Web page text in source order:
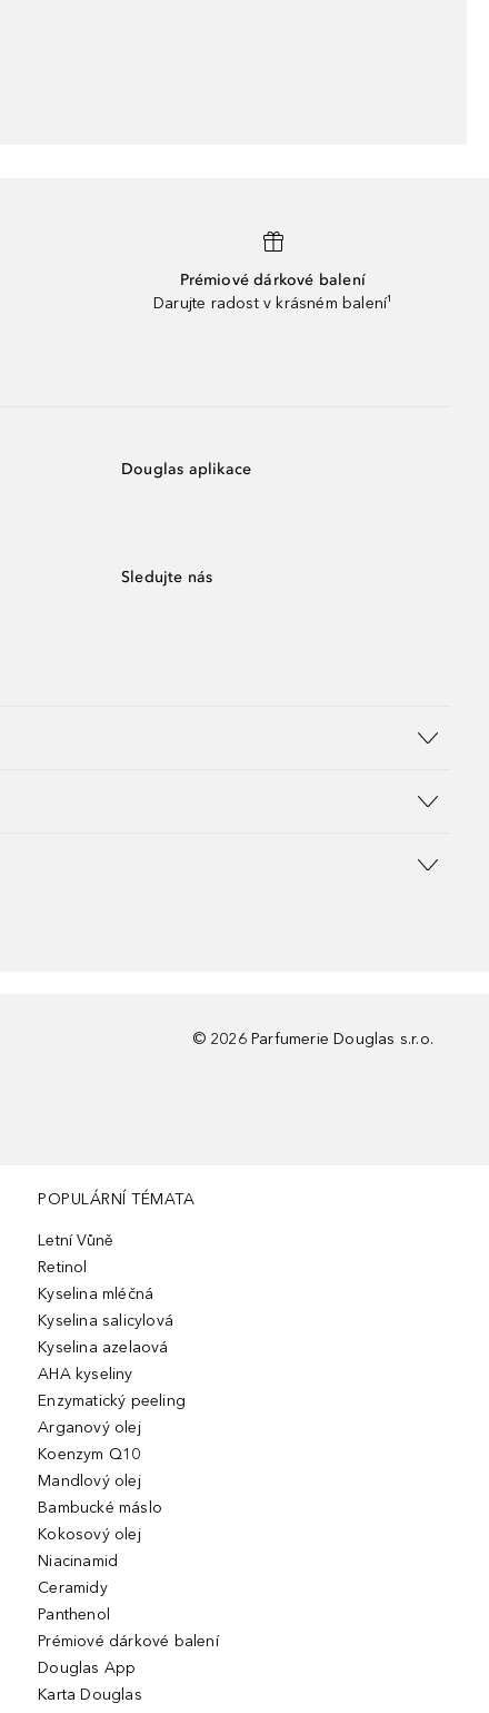
Prémiové dárkové balení
Darujte radost v krásném balení¹
Douglas aplikace
Sledujte nás
© 2026 Parfumerie Douglas s.r.o.
POPULÁRNÍ TÉMATA
Letní Vůně
Retinol
Kyselina mléčná
Kyselina salicylová
Kyselina azelaová
AHA kyseliny
Enzymatický peeling
Arganový olej
Koenzym Q10
Mandlový olej
Bambucké máslo
Kokosový olej
Niacinamid
Ceramidy
Panthenol
Prémiové dárkové balení
Douglas App
Karta Douglas